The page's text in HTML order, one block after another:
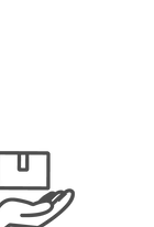
드